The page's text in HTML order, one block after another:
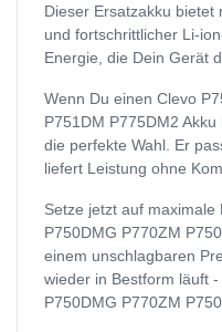
Dieser Ersatzakku bietet
und fortschrittlicher Li-
Energie, die Dein Gerät
Wenn Du einen Clevo
P751DM P775DM2
die perfekte Wahl. Er
liefert Leistung ohne
Setze jetzt auf
P750DMG P770ZM
einem unschlagbaren
wieder in Bestform läuft
P750DMG P770ZM